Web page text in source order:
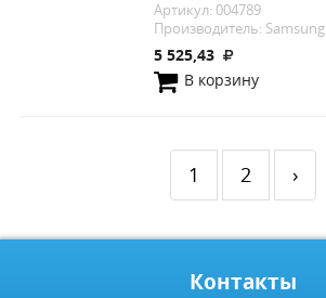
Артикул: 004789
Производитель: Samsung
5 525,43
В корзину
1 2 ›
Контакты